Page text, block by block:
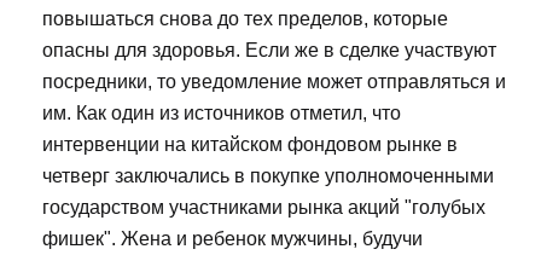
повышаться снова до тех пределов, которые
опасны для здоровья. Если же в сделке участвуют
посредники, то уведомление может отправляться и
им. Как один из источников отметил, что
интервенции на китайском фондовом рынке в
четверг заключались в покупке уполномоченными
государством участниками рынка акций "голубых
фишек". Жена и ребенок мужчины, будучи